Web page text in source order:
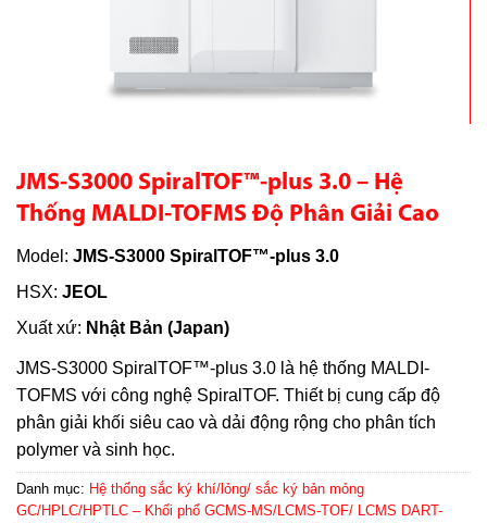
JMS-S3000 SpiralTOF™-plus 3.0 – Hệ
Thống MALDI-TOFMS Độ Phân Giải Cao
Model: JMS-S3000 SpiralTOF™-plus 3.0
HSX: JEOL
Xuất xứ: Nhật Bản (Japan)
JMS-S3000 SpiralTOF™-plus 3.0 là hệ thống MALDI-
TOFMS với công nghệ SpiralTOF. Thiết bị cung cấp độ
phân giải khối siêu cao và dải động rộng cho phân tích
polymer và sinh học.
Danh mục: Hệ thống sắc ký khí/lỏng/ sắc ký bản mỏng
GC/HPLC/HPTLC – Khối phổ GCMS-MS/LCMS-TOF/ LCMS DART-